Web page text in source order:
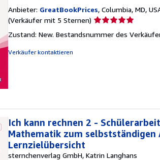
Anbieter: GreatBookPrices, Columbia, MD,
(Verkäufer mit 5 Sternen) Verkäuferbewertung
von
Zustand: New. Bestandsnummer des
Verkäufer kontaktieren
Ich kann rechnen 2 -
Mathematik zum
Lernzielübersicht
sternchenverlag GmbH, Katrin Langhans